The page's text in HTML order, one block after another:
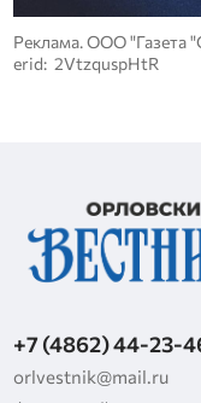
Реклама. ООО "Газета
erid: 2VtzquspHtR
+7 (4862) 44-23-
orlvestnik@mail.ru